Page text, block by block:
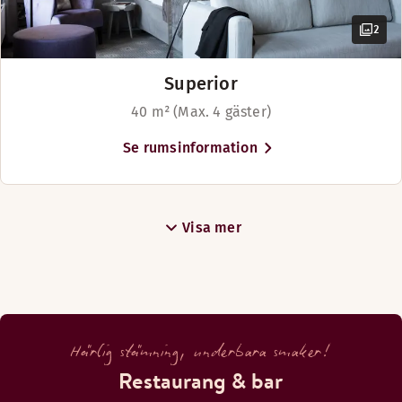
2
Superior
40 m² (Max. 4 gäster)
Se rumsinformation
Visa mer
Härlig stämning, underbara smaker!
Restaurang & bar
Våra mysiga Standard Plus-rum är inredda i stilren
Heltäckningsmatta